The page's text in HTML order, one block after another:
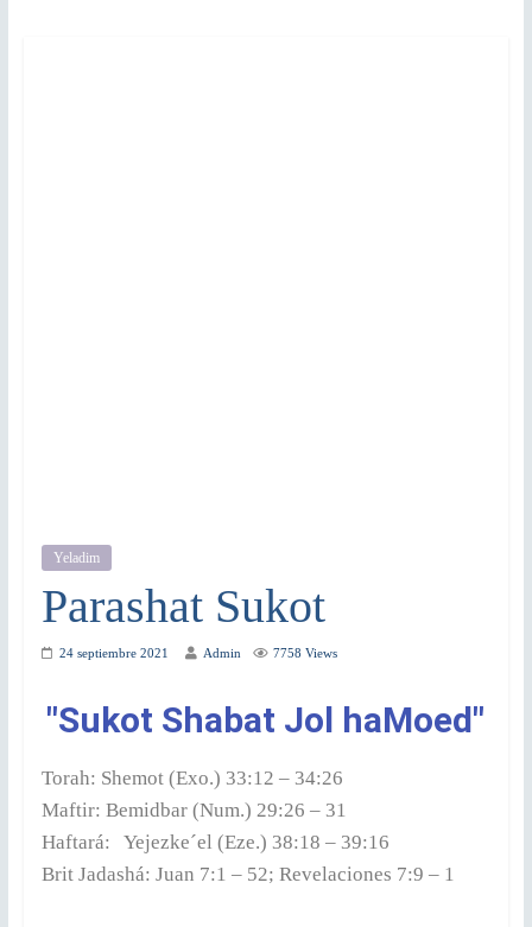
Yeladim
Parashat Sukot
24 septiembre 2021 Admin 7758 Views
"Sukot Shabat Jol haMoed"
Torah: Shemot (Exo.) 33:12 – 34:26
Maftir: Bemidbar (Num.) 29:26 – 31
Haftará: Yejezke´el (Eze.) 38:18 – 39:16
Brit Jadashá: Juan 7:1 – 52; Revelaciones 7:9 – 1